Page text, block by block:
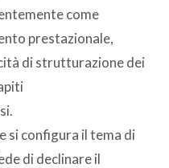
come
prestazionale,
di strutturazione dei
si configura il tema di
di declinare il